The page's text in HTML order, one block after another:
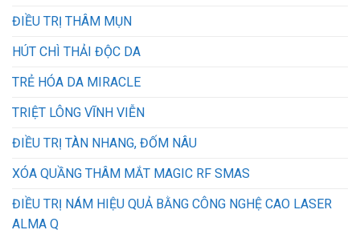
ĐIỀU TRỊ THÂM MỤN
HÚT CHÌ THẢI ĐỘC DA
TRẺ HÓA DA MIRACLE
TRIỆT LÔNG VĨNH VIỄN
ĐIỀU TRỊ TÀN NHANG, ĐỐM NÂU
XÓA QUẦNG THÂM MẮT MAGIC RF SMAS
ĐIỀU TRỊ NÁM HIỆU QUẢ BẰNG CÔNG NGHỆ CAO LASER
ALMA Q